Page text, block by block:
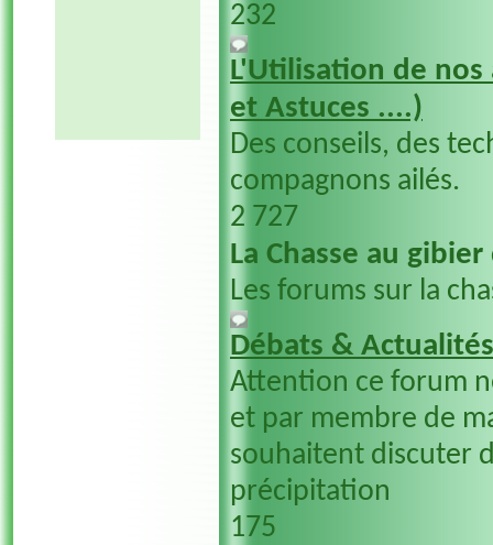
232
L'Utilisation de nos
et Astuces ....)
Des conseils, des
compagnons ailés.
2 727
La Chasse au
Les forums sur la
Débats & Actualités
Attention ce forum
et par membre de
souhaitent discuter
précipitation
175